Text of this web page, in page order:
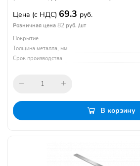
Цена (с НДС) 69.3 руб.
Розничная цена 82 руб. /шт
Покрытие
Толщина металла, мм
Срок производства
В корзину